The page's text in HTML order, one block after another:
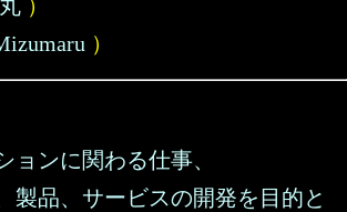
）
）
ョンに関わる仕事、
製品、サービスの開発を目的と